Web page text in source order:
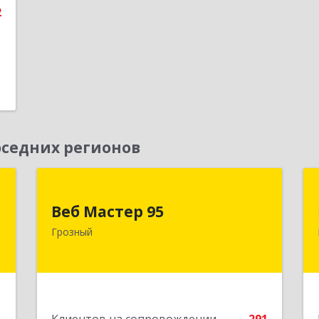
регионов
Веб Мастер 95
Грозный
364050, Чеченская Респ, Грозный г,